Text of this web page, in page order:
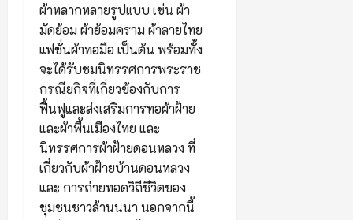
ผ้าหลากหลายรูปแบบ เช่น ผ้า
มัดย้อม ผ้าย้อมคราม ผ้าลายไทย
แฟชั่นผ้าทอมือ เป็นต้น พร้อมทั้ง
จะได้รับชมนิทรรศการพระราช
กรณียกิจที่เกี่ยวข้องกับการ
ฟื้นฟูและส่งเสริมการทอผ้าฝ้าย
และผ้าพื้นเมืองไทย และ
นิทรรศการผ้าฝ้ายดอนหลวง ที่
เกี่ยวกับผ้าฝ้ายบ้านดอนหลวง
และ การถ่ายทอดวิถีชีวิตของ
ชุมชนชาวล้านนนา นอกจากนี้